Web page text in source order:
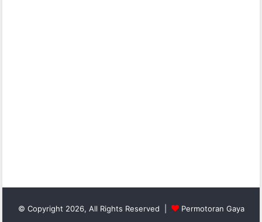
© Copyright 2026, All Rights Reserved |
Permotoran Gaya